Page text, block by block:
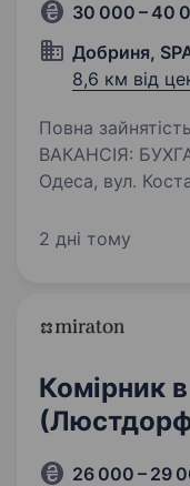
30 000 – 40
Добриня,
8,6 км від
Повна
ВАКАНСІЯ:
Одеса, вул.
комплекс
2 дні тому
Комірник
26 000 – 29